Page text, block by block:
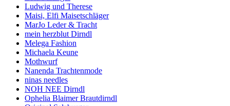
Ludwig und Therese
Maisi, Elfi Maisetschläger
MarJo Leder & Tracht
mein herzblut Dirndl
Melega Fashion
Michaela Keune
Mothwurf
Nanenda Trachtenmode
ninas needles
NOH NEE Dirndl
Ophelia Blaimer Brautdirndl